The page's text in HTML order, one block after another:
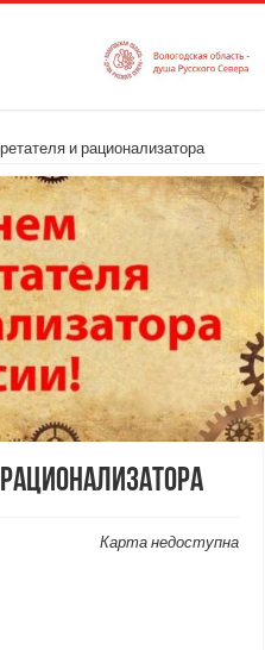
и рационализатора
Карта недоступна